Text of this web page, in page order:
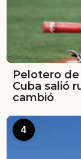
Pelotero
Cuba salió
cambió
4